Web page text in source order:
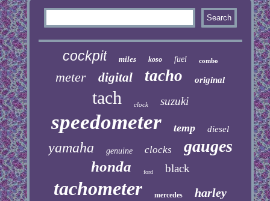
cockpit miles koso fuel combo
meter digital tacho original
tach clock suzuki
speedometer temp diesel
yamaha genuine clocks gauges
honda ford black
tachometer mercedes harley